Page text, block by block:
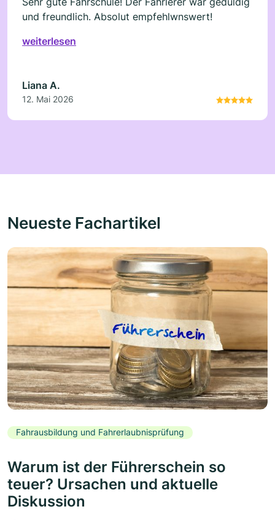
und freundlich. Absolut empfehlwnswert!
weiterlesen
Liana A.
12. Mai 2026
Neueste Fachartikel
Fahrausbildung und Fahrerlaubnisprüfung
Warum ist der Führerschein so
teuer? Ursachen und aktuelle
Diskussion